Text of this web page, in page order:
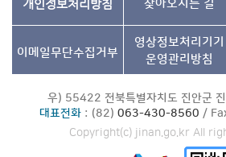
개인정보처리방침 찾아오시는 길
이메일무단수집거부
영상정보처리기기
운영관리방침
우) 55422 전북특별자치도 진안군
대표전화: (82) 063-430-8560 /
Copyright(c) jinan.go.kr All